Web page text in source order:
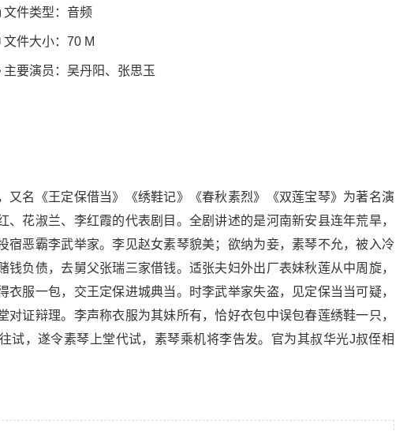
文件类型：音频
文件大小：70 M
主要演员：吴丹阳、张思玉
又名《王定保借当》《绣鞋记》《春秋素烈》《双莲宝琴》为著名演
、花淑兰、李红霞的代表剧目。全剧讲述的是河南新安县连年荒旱，
宿恶霸李武举家。李见赵女素琴貌美；欲纳为妾，素琴不允，被入冷
钱负债，去舅父张瑞三家借钱。适张夫妇外出厂表妹秋莲从中周旋，
衣服一包，交王定保进城典当。时李武举家失盗，见定保当当可疑，
对证辩理。李声称衣服为其妹所有，恰好衣包中误包春莲绣鞋一只，
试，遂令素琴上堂代试，素琴乘机将李告发。官为其叔华光J叔侄相